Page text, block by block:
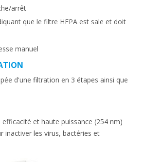
arrêt
que le filtre HEPA est sale et doit
manuel
d'une filtration en 3 étapes ainsi que
efficacité et haute puissance (254 nm)
inactiver les virus, bactéries et